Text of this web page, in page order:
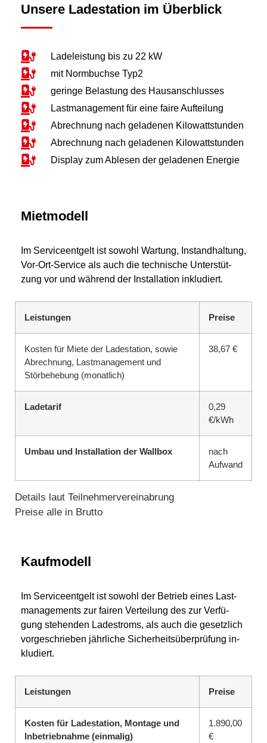
Unsere Ladestation im Überblick
Ladeleistung bis zu 22 kW
mit Normbuchse Typ2
geringe Belastung des Hausanschlusses
Lastmanagement für eine faire Aufteilung
Abrechnung nach geladenen Kilowattstunden
Abrechnung nach geladenen Kilowattstunden
Display zum Ablesen der geladenen Energie
Mietmodell
Im Ser­vice­ent­gelt ist so­wohl War­tung, In­stand­hal­tung,
Vor-Ort-Ser­vice als auch die tech­ni­sche Un­ter­stüt­
zung vor und wäh­rend der In­stal­la­ti­on in­klu­diert.
Leistungen Preise
Kosten für Miete der Ladestation, sowie
Abrechnung, Lastmanagement und
Störbehebung (monatlich)
38,67 €
Ladetarif
0,29
€/kWh
Umbau und Installation der Wallbox
nach
Aufwand
Details laut Teilnehmervereinabrung
Preise alle in Brutto
Kaufmodell
Im Ser­vice­ent­gelt ist so­wohl der Be­trieb ei­nes Last­
ma­nage­ments zur fai­ren Ver­tei­lung des zur Ver­fü­
gung ste­hen­den La­de­stroms, als auch die ge­setz­lich
vor­ge­schrie­ben jähr­li­che Si­cher­heits­über­prü­fung in­
klu­diert.
Leistungen Preise
Kosten für Ladestation, Montage und
Inbetriebnahme (einmalig)
1.890,00
€